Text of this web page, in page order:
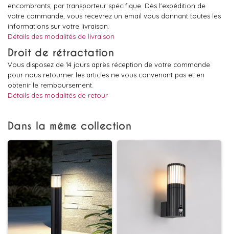
encombrants, par transporteur spécifique. Dès l'expédition de
votre commande, vous recevrez un email vous donnant toutes les
informations sur votre livraison.
Détails des modalités de livraison
Droit de rétractation
Vous disposez de 14 jours après réception de votre commande
pour nous retourner les articles ne vous convenant pas et en
obtenir le remboursement.
Détails des modalités de retour
Dans la même collection